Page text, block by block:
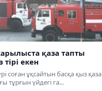
қаза тапты
екен
соған ұқсайтын басқа қыз қаза
тұрғын үйдегі га...